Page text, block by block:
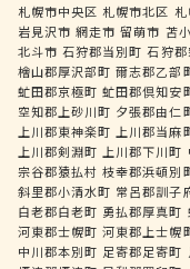
札幌市中央区 札幌市北区
岩見沢市 網走市 留萌市 苫
北斗市 石狩郡当別町 石狩
檜山郡厚沢部町 爾志郡乙部
虻田郡京極町 虻田郡倶知安
空知郡上砂川町 夕張郡由仁
上川郡東神楽町 上川郡当麻
上川郡剣淵町 上川郡下川町
宗谷郡猿払村 枝幸郡浜頓別
斜里郡小清水町 常呂郡訓子
白老郡白老町 勇払郡厚真町
河東郡士幌町 河東郡上士幌
中川郡本別町 足寄郡足寄町